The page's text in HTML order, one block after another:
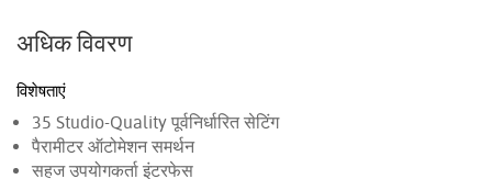
अधिक विवरण
विशेषताएं
35 Studio-Quality पूर्वनिर्धारित सेटिंग
पैरामीटर ऑटोमेशन समर्थन
सहज उपयोगकर्ता इंटरफेस